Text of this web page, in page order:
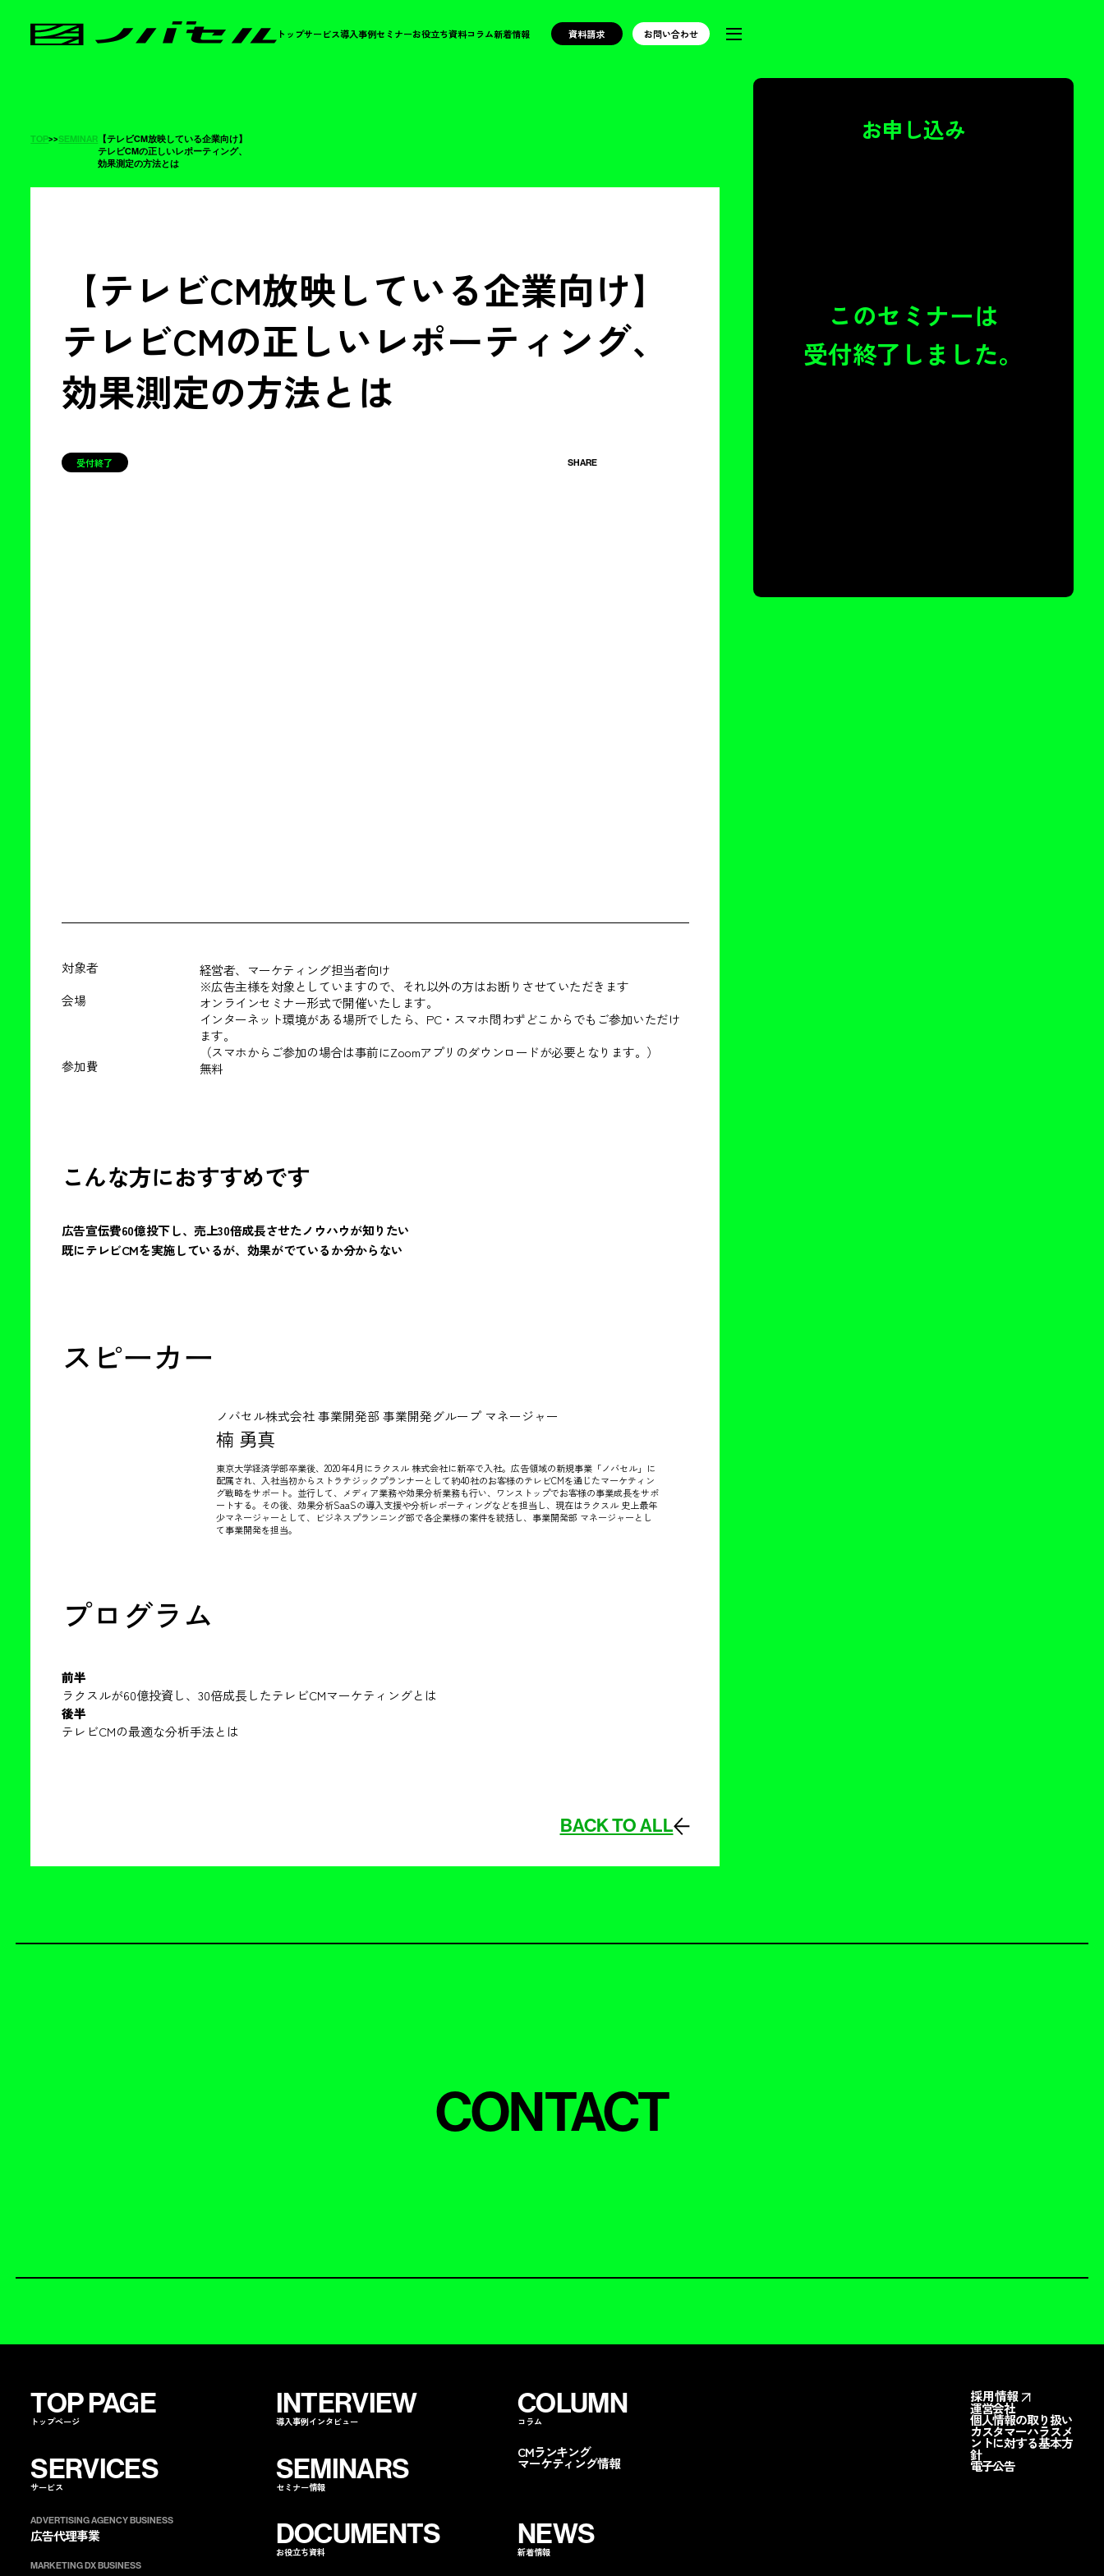
トップサービス導入事例セミナーお役立ち資料コラム新着情報 資料請求 お問い合わせ
TOP>>SEMINAR 【テレビCM放映している企業向け】
テレビCMの正しいレポーティング、
効果測定の方法とは
【テレビCM放映している企業向け】
テレビCMの正しいレポーティング、
効果測定の方法とは
受付終了 SHARE
対象者
経営者、マーケティング担当者向け
※広告主様を対象としていますので、それ以外の方はお断りさせていただきます
会場
オンラインセミナー形式で開催いたします。
インターネット環境がある場所でしたら、PC・スマホ問わずどこからでもご参加いただけ
ます。
（スマホからご参加の場合は事前にZoomアプリのダウンロードが必要となります。）
参加費
無料
こんな方におすすめです
広告宣伝費60億投下し、売上30倍成長させたノウハウが知りたい
既にテレビCMを実施しているが、効果がでているか分からない
スピーカー
ノバセル株式会社 事業開発部 事業開発グループ マネージャー
楠 勇真
東京大学経済学部卒業後、2020年4月にラクスル 株式会社に新卒で入社。広告領域の新規事業「ノバセル」に
配属され、入社当初からストラテジックプランナーとして約40社のお客様のテレビCMを通じたマーケティン
グ戦略をサポート。並行して、メディア業務や効果分析業務も行い、ワンストップでお客様の事業成長をサポ
ートする。その後、効果分析SaaSの導入支援や分析レポーティングなどを担当し、現在はラクスル 史上最年
少マネージャーとして、ビジネスプランニング部で各企業様の案件を統括し、事業開発部 マネージャーとし
て事業開発を担当。
プログラム
前半
ラクスルが60億投資し、30倍成長したテレビCMマーケティングとは
後半
テレビCMの最適な分析手法とは
BACK TO ALL
お申し込み
このセミナーは
受付終了しました。
CONTACT
ノバセルを ノバセルを 無料コストカット
TOP PAGE
トップページ
INTERVIEW
導入事例インタビュー
COLUMN
コラム
CMランキング
マーケティング情報
SERVICES
サービス
ADVERTISING AGENCY BUSINESS
広告代理事業
MARKETING DX BUSINESS
NEWS
新着情報
SEMINARS
セミナー情報
DOCUMENTS
お役立ち資料
採用情報
運営会社
個人情報の取り扱い
カスタマーハラスメ
ントに対する基本方
針
電子公告